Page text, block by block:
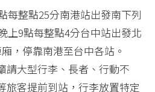
每整點25分南港站出發南下列
上9點每整點4分台中站出發北
，停靠南港至台中各站。
請大型行李、長者、行動不
旅客提前到站，行李放置特定